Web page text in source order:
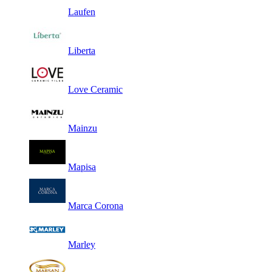
Laufen
Liberta
Love Ceramic
Mainzu
Mapisa
Marca Corona
Marley